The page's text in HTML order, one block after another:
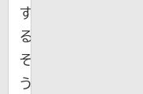
す
る
そ
う